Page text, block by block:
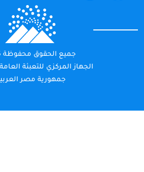
جميع الحقوق محفوظة 2025
الجهاز المركزي للتعبئة
جمهورية مصر